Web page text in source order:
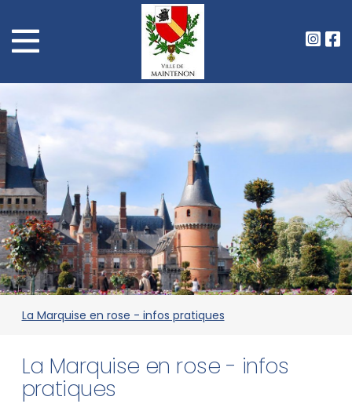
La Marquise en rose - infos pratiques
La Marquise en rose - infos
pratiques